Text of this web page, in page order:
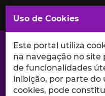
Saltar
para
Conteúdo
Principal
A excelência da
Uso de Cookies
Este portal utiliza
na navegação no
de funcionalidades
inibição, por parte do
cookies, pode